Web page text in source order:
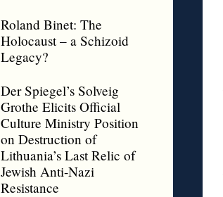
Roland Binet: The
Holocaust – a Schizoid
Legacy?
Der Spiegel’s Solveig
Grothe Elicits Official
Culture Ministry Position
on Destruction of
Lithuania’s Last Relic of
Jewish Anti-Nazi
Resistance